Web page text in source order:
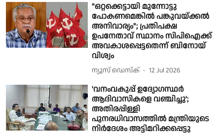
"ഒറ്റക്കെട്ടായി മുന്നോട്ടു
പോകണമെങ്കിൽ പങ്കുവയ്ക്കൽ
അനിവാര്യം"; പ്രതിപക്ഷ
ഉപനേതാവ് സ്ഥാനം സിപിഐക്ക്
അവകാശപ്പെട്ടതെന്ന് ബിനോയ്
വിശ്വം
ന്യൂസ് ഡെസ്ക് 12 Jul 2026
'വനംവകുപ്പ് ഉദ്യോഗസ്ഥർ
ആദിവാസികളെ വഞ്ചിച്ചു';
അതിരപ്പിള്ളി
പുനരധിവാസത്തിൽ മന്ത്രിയുടെ
നിർദേശം അട്ടിമറിക്കപ്പെട്ടു